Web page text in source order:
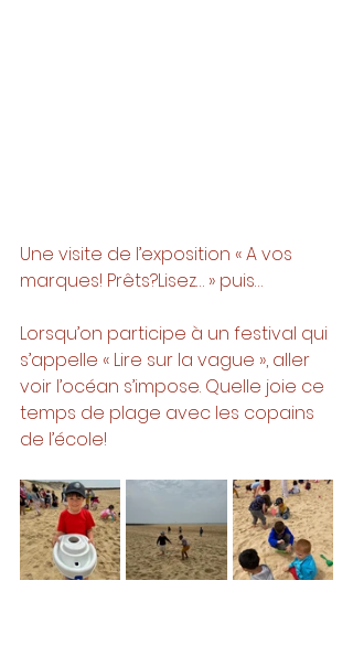
Une visite de l’exposition « A vos
marques! Prêts?Lisez… » puis…
Lorsqu’on participe à un festival qui
s’appelle « Lire sur la vague », aller
voir l’océan s’impose. Quelle joie ce
temps de plage avec les copains
de l’école!